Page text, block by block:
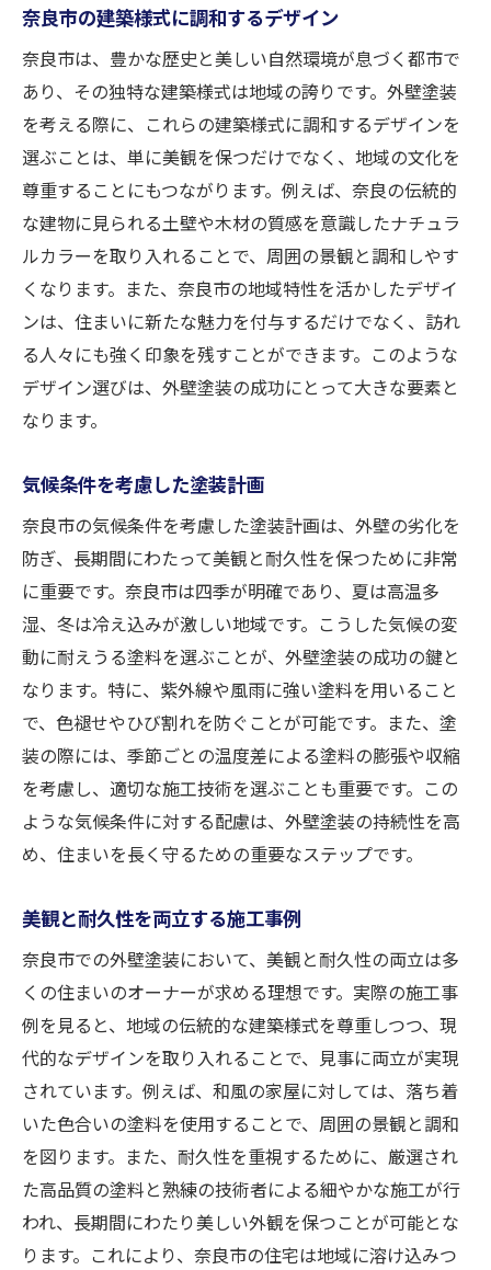
奈良市の建築様式に調和するデザイン
奈良市は、豊かな歴史と美しい自然環境が息づく都市で
あり、その独特な建築様式は地域の誇りです。外壁塗装
を考える際に、これらの建築様式に調和するデザインを
選ぶことは、単に美観を保つだけでなく、地域の文化を
尊重することにもつながります。例えば、奈良の伝統的
な建物に見られる土壁や木材の質感を意識したナチュラ
ルカラーを取り入れることで、周囲の景観と調和しやす
くなります。また、奈良市の地域特性を活かしたデザイ
ンは、住まいに新たな魅力を付与するだけでなく、訪れ
る人々にも強く印象を残すことができます。このような
デザイン選びは、外壁塗装の成功にとって大きな要素と
なります。
気候条件を考慮した塗装計画
奈良市の気候条件を考慮した塗装計画は、外壁の劣化を
防ぎ、長期間にわたって美観と耐久性を保つために非常
に重要です。奈良市は四季が明確であり、夏は高温多
湿、冬は冷え込みが激しい地域です。こうした気候の変
動に耐えうる塗料を選ぶことが、外壁塗装の成功の鍵と
なります。特に、紫外線や風雨に強い塗料を用いること
で、色褪せやひび割れを防ぐことが可能です。また、塗
装の際には、季節ごとの温度差による塗料の膨張や収縮
を考慮し、適切な施工技術を選ぶことも重要です。この
ような気候条件に対する配慮は、外壁塗装の持続性を高
め、住まいを長く守るための重要なステップです。
美観と耐久性を両立する施工事例
奈良市での外壁塗装において、美観と耐久性の両立は多
くの住まいのオーナーが求める理想です。実際の施工事
例を見ると、地域の伝統的な建築様式を尊重しつつ、現
代的なデザインを取り入れることで、見事に両立が実現
されています。例えば、和風の家屋に対しては、落ち着
いた色合いの塗料を使用することで、周囲の景観と調和
を図ります。また、耐久性を重視するために、厳選され
た高品質の塗料と熟練の技術者による細やかな施工が行
われ、長期間にわたり美しい外観を保つことが可能とな
ります。これにより、奈良市の住宅は地域に溶け込みつ